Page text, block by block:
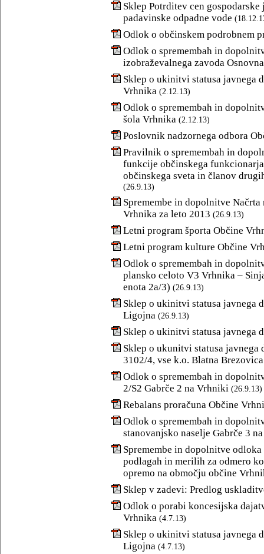
Sklep Potrditev cen
padavinske odpadne vode
Odlok o občinskem podrobnem
Odlok o spremembah in
izobraževalnega zavoda
Sklep o ukinitvi statusa javnega
Vrhnika (2.12.13)
Odlok o spremembah in
šola Vrhnika (2.12.13)
Poslovnik nadzornega odbora
Pravilnik o spremembah in
funkcije občinskega
občinskega sveta in članov
(26.9.13)
Spremembe in dopolnitve
Vrhnika za leto 2013 (26.9.13)
Letni program športa Občine
Letni program kulture Občine
Odlok o spremembah in
plansko celoto V3 Vrhnika –
enota 2a/3) (26.9.13)
Sklep o ukinitvi statusa javnega
Ligojna (26.9.13)
Sklep o ukinitvi statusa javnega
Sklep o ukunitvi statusa javnega
3102/4, vse k.o. Blatna Brezovica
Odlok o spremembah in
2/S2 Gabrče 2 na Vrhniki (26.9.13)
Rebalans proračuna Občine
Odlok o spremembah in
stanovanjsko naselje Gabrče 3
Spremembe in dopolnitve
podlagah in merilih za odmero
opremo na območju občine
Sklep v zadevi: Predlog
Odlok o porabi koncesijska
Vrhnika (4.7.13)
Sklep o ukinitvi statusa javnega
Ligojna (4.7.13)